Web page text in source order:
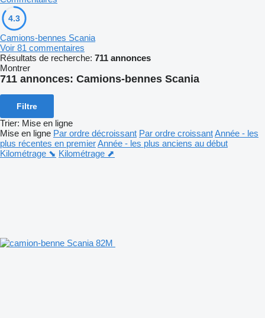
4.3
Camions-bennes Scania
Voir 81 commentaires
Résultats de recherche: 711 annonces
Montrer
711 annonces: Camions-bennes Scania
Filtre
Trier: Mise en ligne
Mise en ligne Par ordre décroissant Par ordre croissantAnnée - les
plus récentes en premierAnnée - les plus anciens au début
Kilométrage ⬊ Kilométrage ⬈